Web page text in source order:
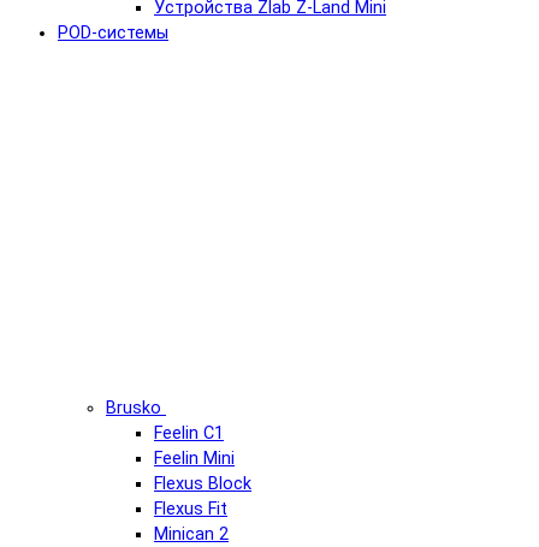
Устройства Zlab Z-Land Mini
POD-системы
Brusko
Feelin C1
Feelin Mini
Flexus Block
Flexus Fit
Minican 2